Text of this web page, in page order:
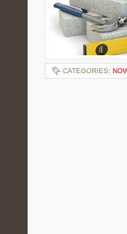
CATEGORIES: